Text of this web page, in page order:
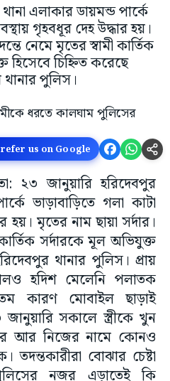
এলাকার ডায়মন্ড পার্কে
গৃহবধূর দেহ উদ্ধার হয়।
নেমে মৃতের স্বামী কার্তিক
চিহ্নিত করেছে
পুলিস।
us on Google
২৩ জানুয়ারি হরিদেবপুর
ভাড়াবাড়িতে গলা কাটা
মৃতের নাম ছায়া সর্দার।
সর্দারকে মূল অভিযুক্ত
থানার পুলিস। প্রায়
হদিশ মেলেনি পলাতক
কারণ মোবাইল ছাড়াই
সকালে স্ত্রীকে খুন
আর নিজের নামে কোনও
তদন্তকারীরা বোঝার চেষ্টা
নজর এড়াতেই কি